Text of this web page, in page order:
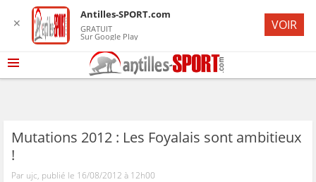
Mutations 2012 : Les Foyalais sont ambitieux
!
Par ujc, publié le 16/08/2012 à 12h00
✕
Antilles-SPORT.com
GRATUIT
Sur Google Play
VOIR